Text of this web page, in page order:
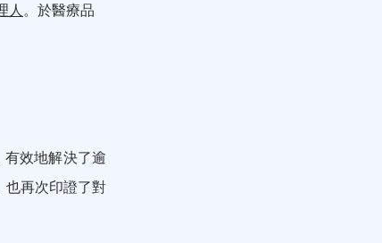
人。於醫療品
效地解決了逾
也再次印證了對